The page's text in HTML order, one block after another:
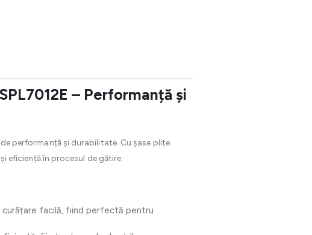
– Performanță și
performanță și durabilitate. Cu șase plite
eficiență în procesul de gătire.
curățare facilă, fiind perfectă pentru